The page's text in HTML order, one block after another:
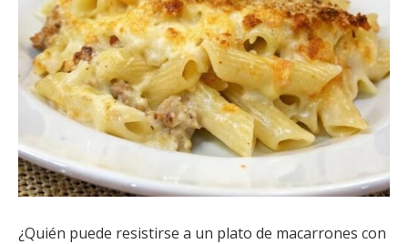
¿Quién puede resistirse a un plato de macarrones con